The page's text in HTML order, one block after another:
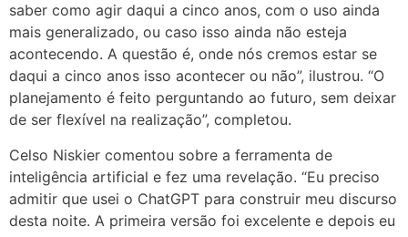
saber como agir daqui a cinco anos, com o uso ainda
mais generalizado, ou caso isso ainda não esteja
acontecendo. A questão é, onde nós cremos estar se
daqui a cinco anos isso acontecer ou não”, ilustrou. “O
planejamento é feito perguntando ao futuro, sem deixar
de ser flexível na realização”, completou.
Celso Niskier comentou sobre a ferramenta de
inteligência artificial e fez uma revelação. “Eu preciso
admitir que usei o ChatGPT para construir meu discurso
desta noite. A primeira versão foi excelente e depois eu